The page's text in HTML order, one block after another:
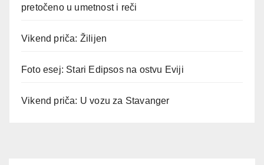
pretočeno u umetnost i reči
Vikend priča: Žilijen
Foto esej: Stari Edipsos na ostvu Eviji
Vikend priča: U vozu za Stavanger